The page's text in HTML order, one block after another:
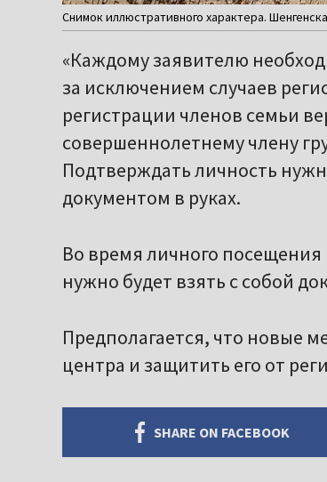
Снимок иллюстративного характера.
«Каждому заявителю
за исключением случаев
регистрации членов семьи
совершеннолетнему члену
Подтверждать личность
документом в руках.
Во время личного посещения
нужно будет взять с собой
Предполагается, что новые
центра и защитить его от
SHARE ON FACEBOOK